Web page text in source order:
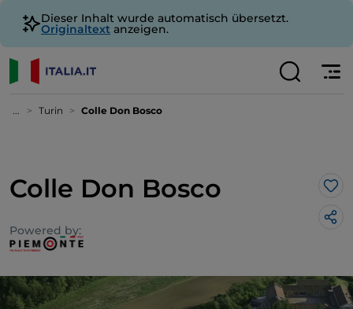
Dieser Inhalt wurde automatisch übersetzt.
Originaltext anzeigen.
... Turin Colle Don Bosco
Colle Don Bosco
Powered by: